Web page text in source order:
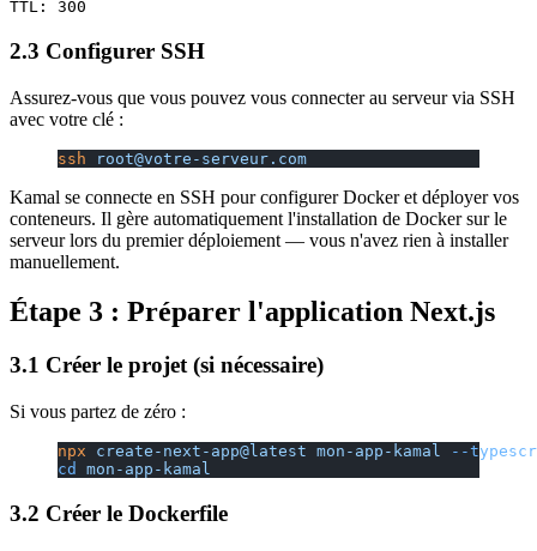
2.3 Configurer SSH
Assurez-vous que vous pouvez vous connecter au serveur via SSH
avec votre clé :
ssh root@votre-serveur.com
Kamal se connecte en SSH pour configurer Docker et déployer vos
conteneurs. Il gère automatiquement l'installation de Docker sur le
serveur lors du premier déploiement — vous n'avez rien à installer
manuellement.
Étape 3 : Préparer l'application Next.js
3.1 Créer le projet (si nécessaire)
Si vous partez de zéro :
npx create-next-app@latest mon-app-kamal --
cd
mon-app-kamal
3.2 Créer le Dockerfile